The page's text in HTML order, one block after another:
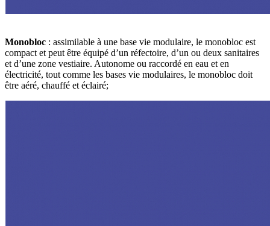
Monobloc : assimilable à une base vie modulaire, le monobloc est
compact et peut être équipé d’un réfectoire, d’un ou deux sanitaires
et d’une zone vestiaire. Autonome ou raccordé en eau et en
électricité, tout comme les bases vie modulaires, le monobloc doit
être aéré, chauffé et éclairé;